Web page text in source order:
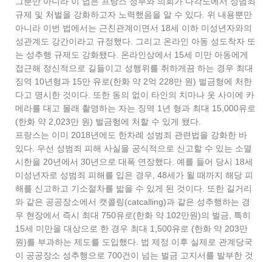
규제 및 처벌을 강화하고자 노력했음을 알 수 있다. 위 내용뿐만
아니라 이번 법에서는 근친관계이면서 18세 이하 미성년자와의
성관계도 강간이라고 규정했다. 그리고 온라인 아동 성도착자 또
는 성추행 규제도 강화됐다. 온라인상에서 15세 미만 아동에게
접근해 정신적으로 길들이고 성행위를 취하게끔 하는 경우 최대
징역 10년형과 15만 유로(한화 약 2억 228만 원) 벌금형에 처한
다고 명시한 것이다. 또한 동의 없이 타인의 치마나 옷 사이에 카
메라를 대고 몰래 촬영하는 자는 징역 1년 형과 최대 15,000유로
(한화 약 2,023만 원) 벌금형에 처할 수 있게 됐다.
프랑스는 이미 2018년에도 한차례 성범죄 관련법을 강화한 바
있다. 우선 성범죄 피해 사실을 공식적으로 신고할 수 있는 소멸
시한을 20년에서 30년으로 대폭 연장했다. 예를 들어 당시 18세
미성년자로 성범죄 피해를 입은 경우, 48세가 될 때까지 해당 피
해를 신고하고 기소절차를 밟을 수 있게 된 것이다. 또한 길거리
와 같은 공공장소에서 캣콜링(catcalling)과 같은 성추행하는 경
우 현장에서 즉시 최대 750유로(한화 약 102만원)의 벌금, 특히
15세 미만을 대상으로 한 경우 최대 1,500유로 (한화 약 203만
원)를 부과하는 제도를 도입했다. 법 제정 이후 실제로 관계당국
이 공공장소 성추행으로 700건이 넘는 벌금 고지서를 발부한 것